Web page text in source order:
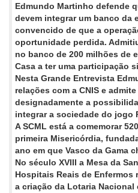
Edmundo Martinho defende
devem integrar um banco da
convencido de que a
oportunidade perdida.
no banco de 200 milhões de
Casa a ter uma participação
Nesta Grande Entrevista
relações com a CNIS e
designadamente a
integrar a sociedade do jogo
A SCML está a comemorar
primeira Misericórdia,
ano em que Vasco da Gama
No século XVIII a Mesa da
Hospitais Reais de Enfermos
a criação da Lotaria Nacional